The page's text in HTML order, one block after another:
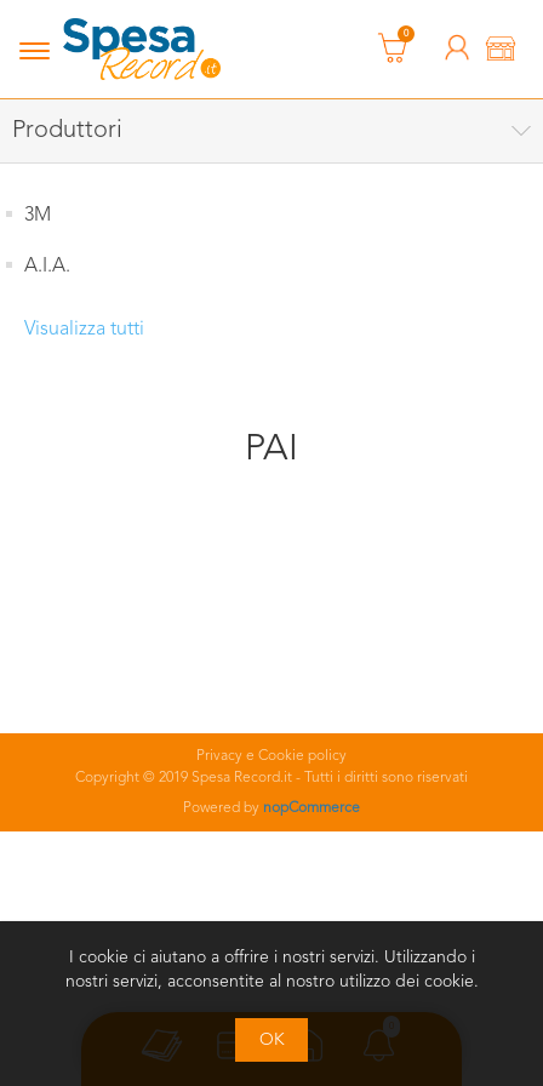
0
Produttori
3M
A.I.A.
Visualizza tutti
PAI
Privacy e Cookie policy
Copyright © 2019 Spesa Record.it - Tutti i diritti sono riservati
Powered by nopCommerce
I cookie ci aiutano a offrire i nostri servizi. Utilizzando i
nostri servizi, acconsentite al nostro utilizzo dei cookie.
OK